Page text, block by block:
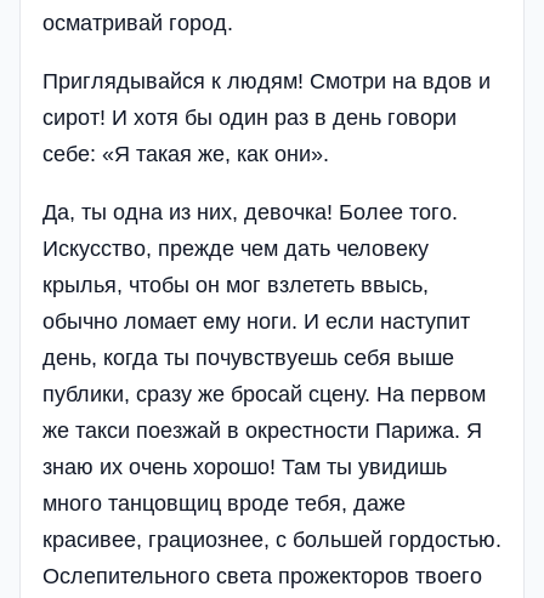
осматривай город.
Приглядывайся к людям! Смотри на вдов и
сирот! И хотя бы один раз в день говори
себе: «Я такая же, как они».
Да, ты одна из них, девочка! Более того.
Искусство, прежде чем дать человеку
крылья, чтобы он мог взлететь ввысь,
обычно ломает ему ноги. И если наступит
день, когда ты почувствуешь себя выше
публики, сразу же бросай сцену. На первом
же такси поезжай в окрестности Парижа. Я
знаю их очень хорошо! Там ты увидишь
много танцовщиц вроде тебя, даже
красивее, грациознее, с большей гордостью.
Ослепительного света прожекторов твоего